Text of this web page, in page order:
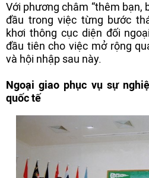
Với phương châm “thêm bạn,
đầu trong việc từng bước
khơi thông cục diện đối
đầu tiên cho việc mở rộng
và hội nhập sau này.
Ngoại giao phục vụ sự
quốc tế